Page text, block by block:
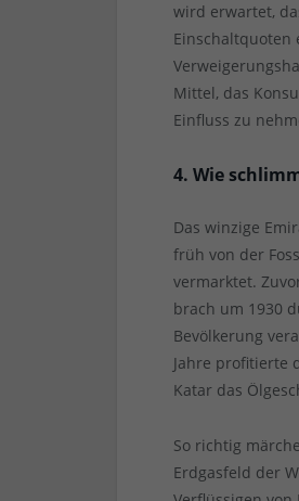
wird erwartet,
Einschaltquoten
Mittel, das
Einfluss zu
4. Wie
Das winzige
früh von der
vermarktet.
brach um 1930
Bevölkerung
Jahre profitierte
Katar das
So richtig
Erdgasfeld der